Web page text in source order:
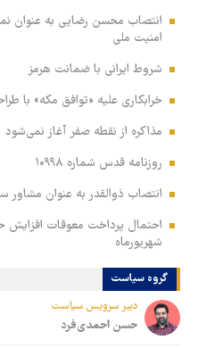
انتصاب محسن رضایی به عنوان
امنیت ملی
شروط ایرانی با ضمانت هرمز
خرابکاری علیه «توافق مکه» با
مذاکره از نقطه صفر آغاز نمی‌شود
روزنامه قدس شماره ۱۰۹۹۸
انتصاب ذوالقدر به عنوان مشاور
شهریورماه
گروه سیاست
دبیر سرویس سیاست
حسن احمدی‌فرد